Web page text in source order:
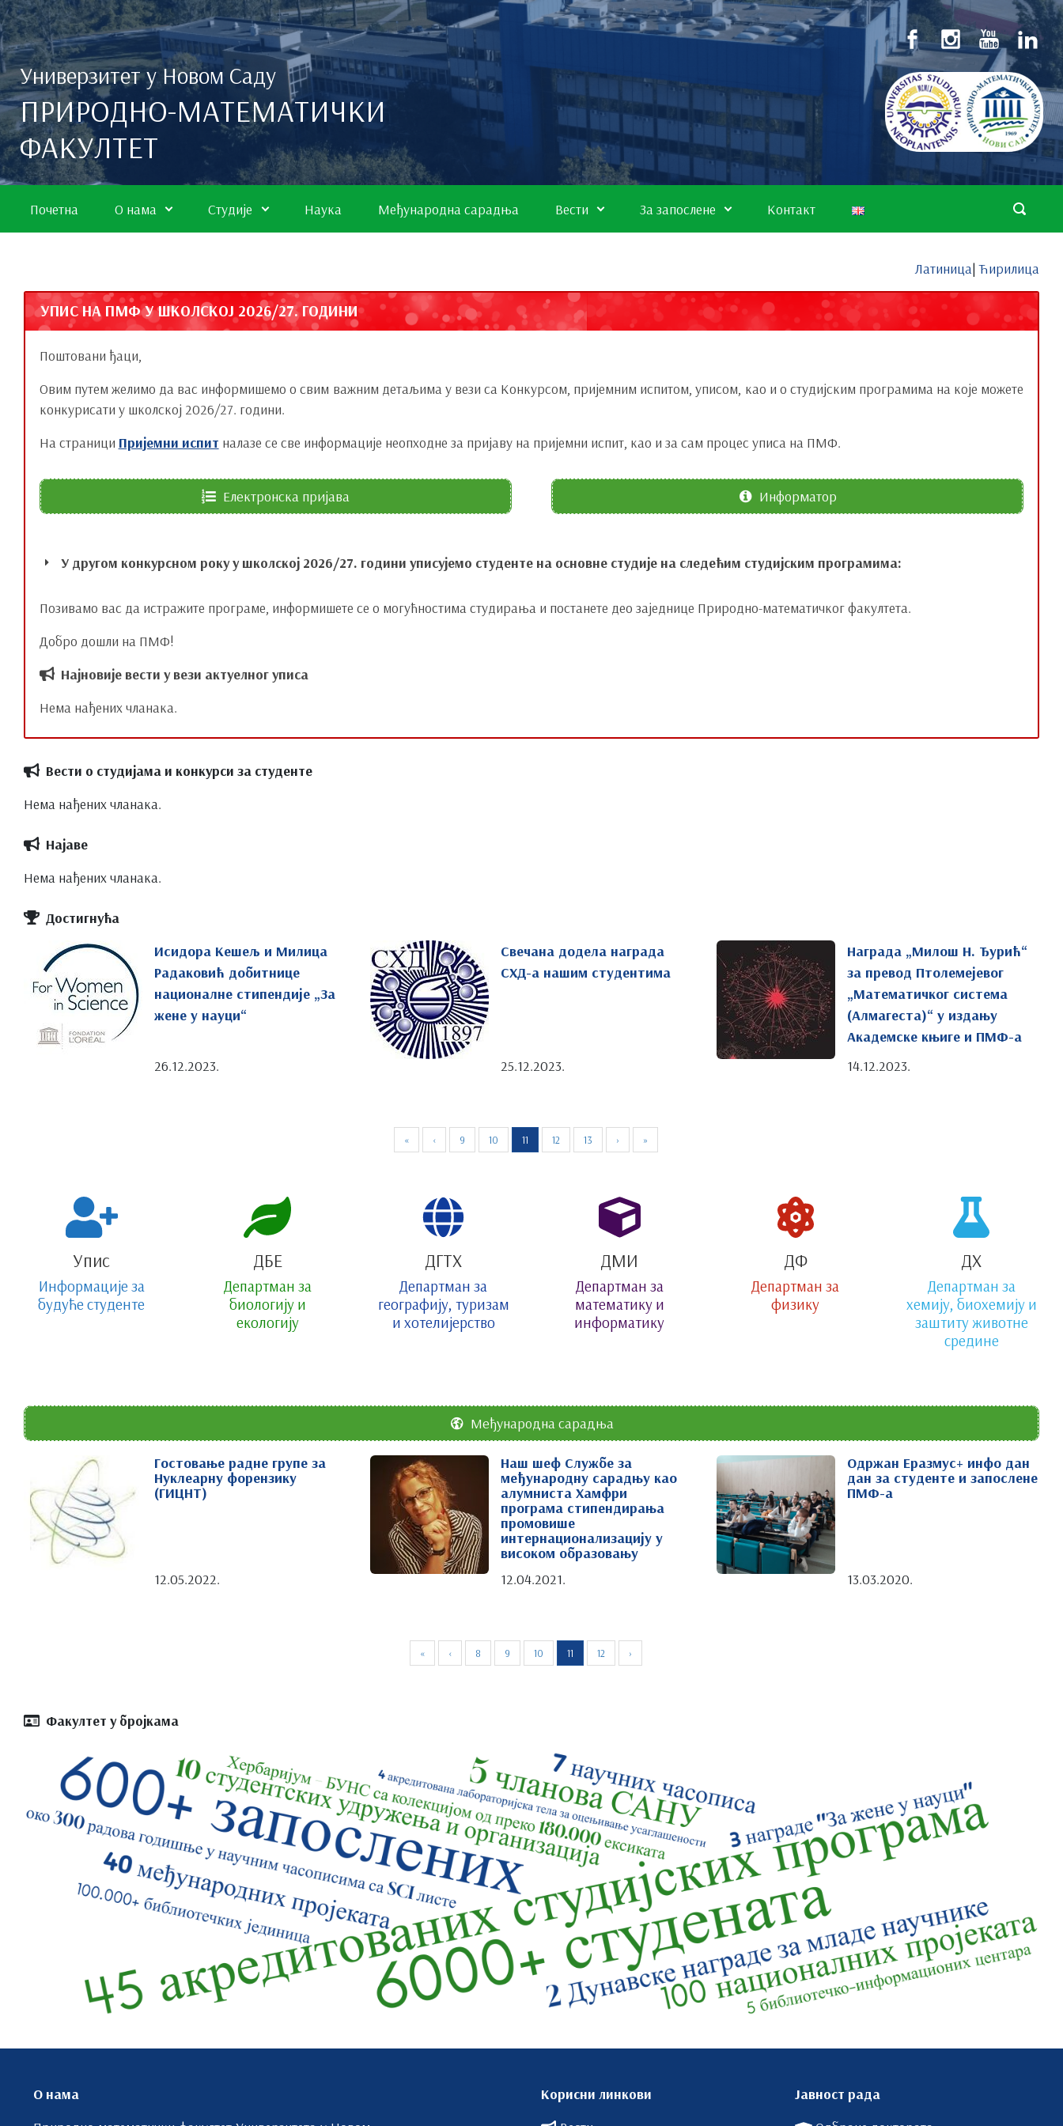
Скип то маин цонтент
Универзитет у Новом Саду
ПРИРОДНО-МАТЕМАТИЧКИ
ФАКУЛТЕТ
Почетна О нама Студије Наука Међународна сарадња Вести За запослене Контакт
Латиница|Ћирилица
УПИС НА ПМФ У ШКОЛСКОЈ 2026/27. ГОДИНИ
Поштовани ђаци,
Овим путем желимо да вас информишемо о свим важним детаљима у вези са Конкурсом, пријемним испитом, уписом, као и о студијским програмима на које можете
конкурисати у школској 2026/27. години.
На страници Пријемни испит налазе се све информације неопходне за пријаву на пријемни испит, као и за сам процес уписа на ПМФ.
Електронска пријава Информатор
У другом конкурсном року у школској 2026/27. години уписујемо студенте на основне студије на следећим студијским програмима:
Оптометрија
Биологија
Молекуларна и функционална биологија
Физика
Туризам
Хемија животне средине
Математика
Примењена математика
Рачунарске науке
Информационе технологије
Позивамо вас да истражите програме, информишете се о могућностима студирања и постанете део заједнице Природно-математичког факултета.
Добро дошли на ПМФ!
Најновије вести у вези актуелног уписа
Нема нађених чланака.
Вести о студијама и конкурси за студенте
Нема нађених чланака.
Најаве
Нема нађених чланака.
Достигнућа
Исидора Кешељ и Милица
Радаковић добитнице
националне стипендије „За
жене у науци“
26.12.2023.
Свечана додела награда
СХД-а нашим студентима
25.12.2023.
Награда „Милош Н. Ђурић“
за превод Птолемејевог
„Математичког система
(Алмагеста)“ у издању
Академске књиге и ПМФ-а
14.12.2023.
« ‹ 9 10 11 12 13 › »
Упис
Информације за
будуће студенте
ДБЕ
Департман за
биологију и
екологију
ДГТХ
Департман за
географију, туризам
и хотелијерство
ДМИ
Департман за
математику и
информатику
ДФ
Департман за
физику
ДХ
Департман за
хемију, биохемију и
заштиту животне
средине
Међународна сарадња
Гостовање радне групе за
Нуклеарну форензику
(ГИЦНТ)
12.05.2022.
Наш шеф Службе за
међународну сарадњу као
алумниста Хамфри
програма стипендирања
промовише
интернационализацију у
високом образовању
12.04.2021.
Одржан Еразмус+ инфо дан
дан за студенте и запослене
ПМФ-а
13.03.2020.
« ‹ 8 9 10 11 12 ›
Факултет у бројкама
О нама
Корисни линкови
Јавност рада